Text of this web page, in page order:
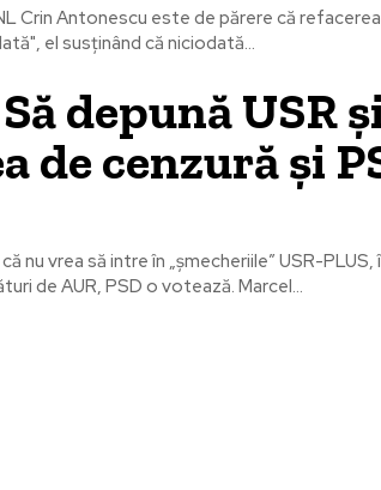
Crin Antonescu este de părere că
el susţinând că niciodată...
depună USR
de cenzură și
nu vrea să intre în „șmecheriile” USR-
moțiune de cenzură alături de AUR, PSD o votează. Marcel...